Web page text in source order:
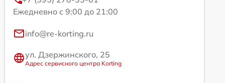
Ежедневно с 9:00 до 21:00
info@re-korting.ru
ул. Дзержинского, 25
Адрес сервисного центра Korting